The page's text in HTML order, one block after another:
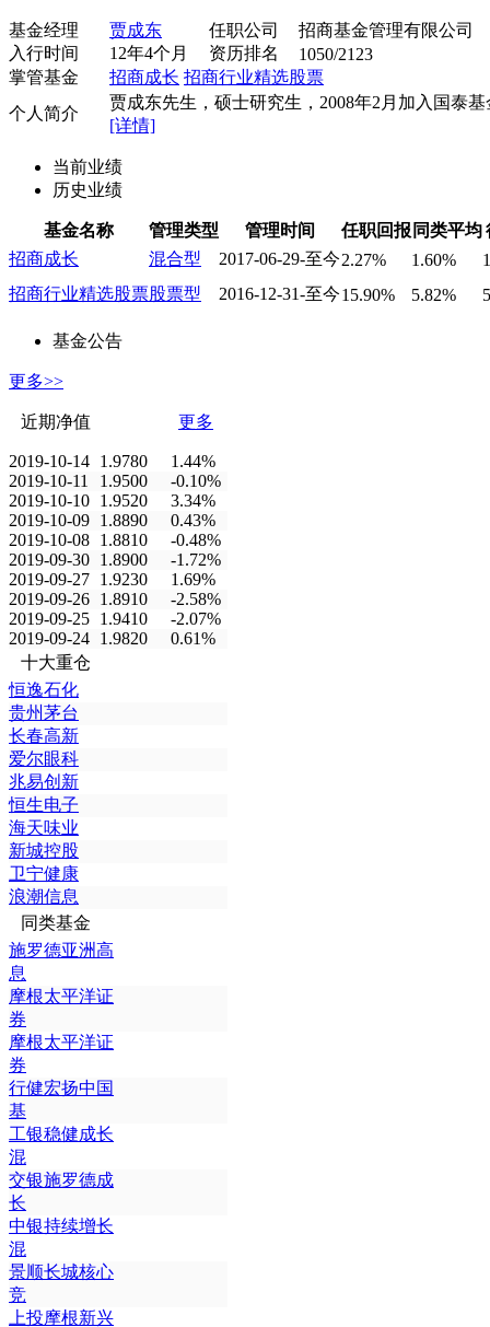
基金经理 贾成东 任职公司
招商基金管理有限公司
入行时间
12年4个月 资历排名
1050/2123
掌管基金
招商成长 招商行业精选股票
个人简介
贾成东先生，硕士研究生，2008年2月加入国泰基
[详情]
当前业绩
历史业绩
基金名称 管理类型 管理时间 任职回报 同类平均
招商成长
混合型 2017-06-29-至今2.27% 1.60%
招商行业精选股票股票型 2016-12-31-至今15.90% 5.82%
基金公告
更多>>
近期净值 更多
2019-10-14 1.9780
1.44%
2019-10-11
1.9500
-0.10%
2019-10-10 1.9520
3.34%
2019-10-09 1.8890
0.43%
2019-10-08 1.8810
-0.48%
2019-09-30 1.8900
-1.72%
2019-09-27 1.9230
1.69%
2019-09-26 1.8910
-2.58%
2019-09-25 1.9410
-2.07%
2019-09-24 1.9820
0.61%
十大重仓
恒逸石化
贵州茅台
长春高新
爱尔眼科
兆易创新
恒生电子
海天味业
新城控股
卫宁健康
浪潮信息
同类基金
施罗德亚洲高
息
摩根太平洋证
券
摩根太平洋证
券
行健宏扬中国
基
工银稳健成长
混
交银施罗德成
长
中银持续增长
混
景顺长城核心
竞
上投摩根新兴